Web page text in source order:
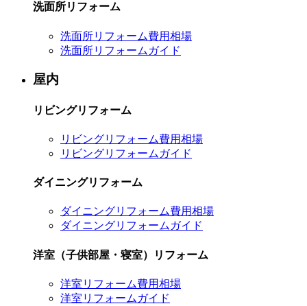
洗面所リフォーム
洗面所リフォーム費用相場
洗面所リフォームガイド
屋内
リビングリフォーム
リビングリフォーム費用相場
リビングリフォームガイド
ダイニングリフォーム
ダイニングリフォーム費用相場
ダイニングリフォームガイド
洋室（子供部屋・寝室）リフォーム
洋室リフォーム費用相場
洋室リフォームガイド